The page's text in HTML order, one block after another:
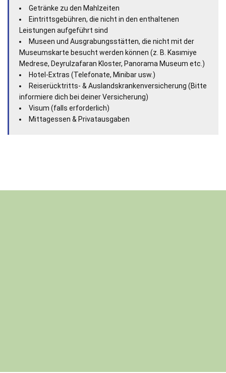
Getränke zu den Mahlzeiten
Eintrittsgebühren, die nicht in den enthaltenen
Leistungen aufgeführt sind
Museen und Ausgrabungsstätten, die nicht mit der
Museumskarte besucht werden können (z. B. Kasımiye
Medrese, Deyrulzafaran Kloster, Panorama Museum etc.)
Hotel-Extras (Telefonate, Minibar usw.)
Reiserücktritts- & Auslandskrankenversicherung (Bitte
informiere dich bei deiner Versicherung)
Visum (falls erforderlich)
Mittagessen & Privatausgaben